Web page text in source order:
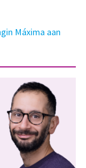
Máxima aan